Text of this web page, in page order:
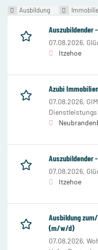
Ausbildung
07.08.2026,
Itzehoe
Azubi
07.08.2026,
Dienstleistungs
07.08.2026,
Itzehoe
Ausbildung
(m/w/d)
07.08.2026,